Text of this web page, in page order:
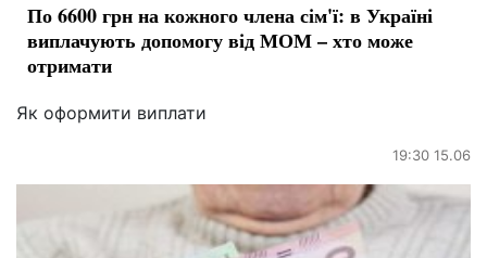
По 6600 грн на кожного члена сім'ї: в Україні
виплачують допомогу від МОМ – хто може
отримати
Як оформити виплати
19:30 15.06